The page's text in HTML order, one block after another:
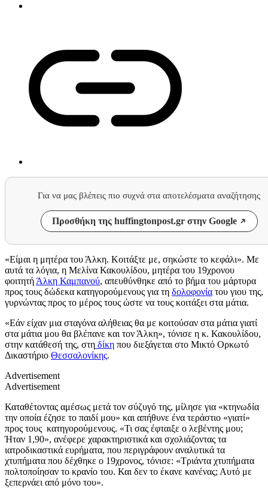
Για να μας βλέπεις πιο συχνά στα αποτελέσματα αναζήτησης
Προσθήκη της huffingtonpost.gr στην Google
«Είμαι η μητέρα του Άλκη. Κοιτάξτε με, σηκώστε το κεφάλι». Με
αυτά τα λόγια, η Μελίνα Κακουλίδου, μητέρα του 19χρονου
φοιτητή Άλκη Καμπανού, απευθύνθηκε από το βήμα του μάρτυρα
προς τους δώδεκα κατηγορούμενους για τη δολοφονία του γιου της,
γυρνώντας προς το μέρος τους ώστε να τους κοιτάξει στα μάτια.
«Εάν είχαν μια σταγόνα αλήθειας θα με κοιτούσαν στα μάτια γιατί
στα μάτια μου θα βλέπανε και τον Άλκη», τόνισε η κ. Κακουλίδου,
στην κατάθεσή της, στη δίκη που διεξάγεται στο Μικτό Ορκωτό
Δικαστήριο Θεσσαλονίκης.
Advertisement
Advertisement
Καταθέτοντας αμέσως μετά τον σύζυγό της, μίλησε για «κτηνωδία
την οποία έζησε το παιδί μου» και απήθυνε ένα τεράστιο «γιατί»
προς τους κατηγορούμενους. «Τι σας έφταιξε ο λεβέντης μου;
Ήταν 1,90», ανέφερε χαρακτηριστικά και σχολιάζοντας τα
ιατροδικαστικά ευρήματα, που περιγράφουν αναλυτικά τα
χτυπήματα που δέχθηκε ο 19χρονος, τόνισε: «Τριάντα χτυπήματα
πολτοποίησαν το κρανίο του. Και δεν το έκανε κανένας; Αυτό με
ξεπερνάει από μόνο του».